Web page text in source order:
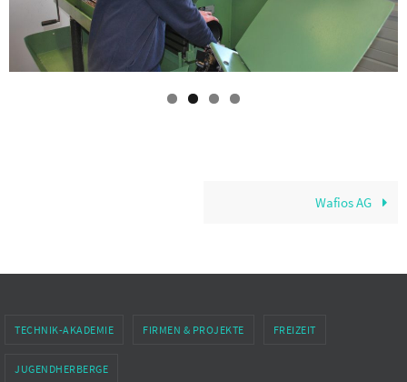
Wafios AG
TECHNIK-AKADEMIE FIRMEN & PROJEKTE FREIZEIT
JUGENDHERBERGE